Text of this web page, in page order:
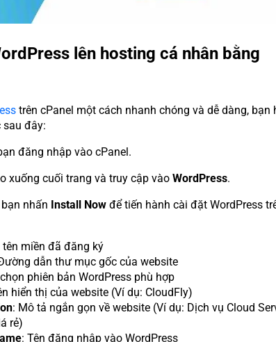
lên hosting cá nhân bằng
trên cPanel một cách nhanh chóng và dễ dàng, bạn
sau đây:
đăng nhập vào cPanel.
xuống cuối trang và truy cập vào WordPress.
nhấn Install Nowđể tiến hành cài đặt WordPress
miền đã đăng ký
dẫn thư mục gốc của website
phiên bản WordPress phù hợp
hiển thị của website (Ví dụ: CloudFly)
: Mô tả ngắn gọn về website (Ví dụ: Dịch vụ Cloud
rẻ)
: Tên đăng nhập vào WordPress